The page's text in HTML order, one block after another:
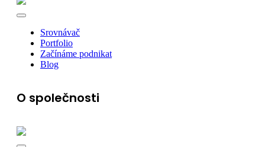
Srovnávač
Portfolio
Začínáme podnikat
Blog
O společnosti